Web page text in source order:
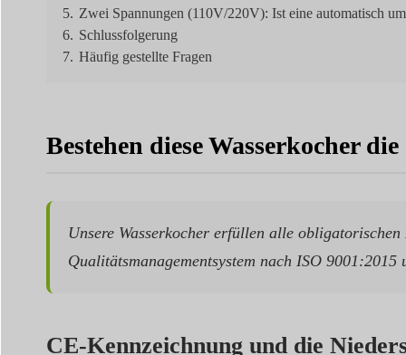
5. Zwei Spannungen (110V/220V): Ist eine automatisch
6. Schlussfolgerung
7. Häufig gestellte Fragen
Bestehen diese Wasserkocher
Unsere Wasserkocher erfüllen alle
Qualitätsmanagementsystem nach ISO
CE-Kennzeichnung und die